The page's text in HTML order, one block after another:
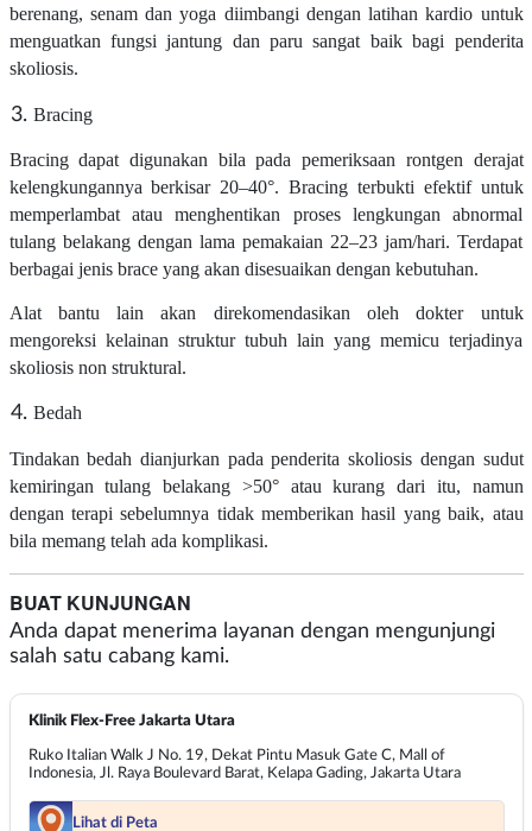
berenang, senam dan yoga diimbangi dengan latihan kardio untuk
menguatkan fungsi jantung dan paru sangat baik bagi penderita
skoliosis.
Bracing
Bracing dapat digunakan bila pada pemeriksaan rontgen derajat
kelengkungannya berkisar 20–40°. Bracing terbukti efektif untuk
memperlambat atau menghentikan proses lengkungan abnormal
tulang belakang dengan lama pemakaian 22–23 jam/hari. Terdapat
berbagai jenis brace yang akan disesuaikan dengan kebutuhan.
Alat bantu lain akan direkomendasikan oleh dokter untuk
mengoreksi kelainan struktur tubuh lain yang memicu terjadinya
skoliosis non struktural.
Bedah
Tindakan bedah dianjurkan pada penderita skoliosis dengan sudut
kemiringan tulang belakang >50°atau kurang dari itu, namun
dengan terapi sebelumnya tidak memberikan hasil yang baik, atau
bila memang telah ada komplikasi.
BUAT KUNJUNGAN
Anda dapat menerima layanan dengan mengunjungi
salah satu cabang kami.
Klinik Flex-Free Jakarta Utara
Ruko Italian Walk J No. 19, Dekat Pintu Masuk Gate C, Mall of
Indonesia, Jl. Raya Boulevard Barat, Kelapa Gading, Jakarta Utara
Lihat di Peta